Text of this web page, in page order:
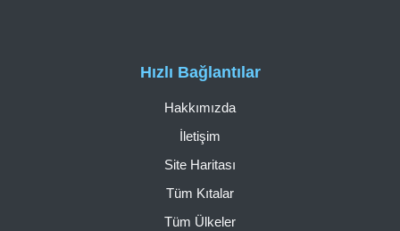
Hızlı Bağlantılar
Hakkımızda
İletişim
Site Haritası
Tüm Kıtalar
Tüm Ülkeler